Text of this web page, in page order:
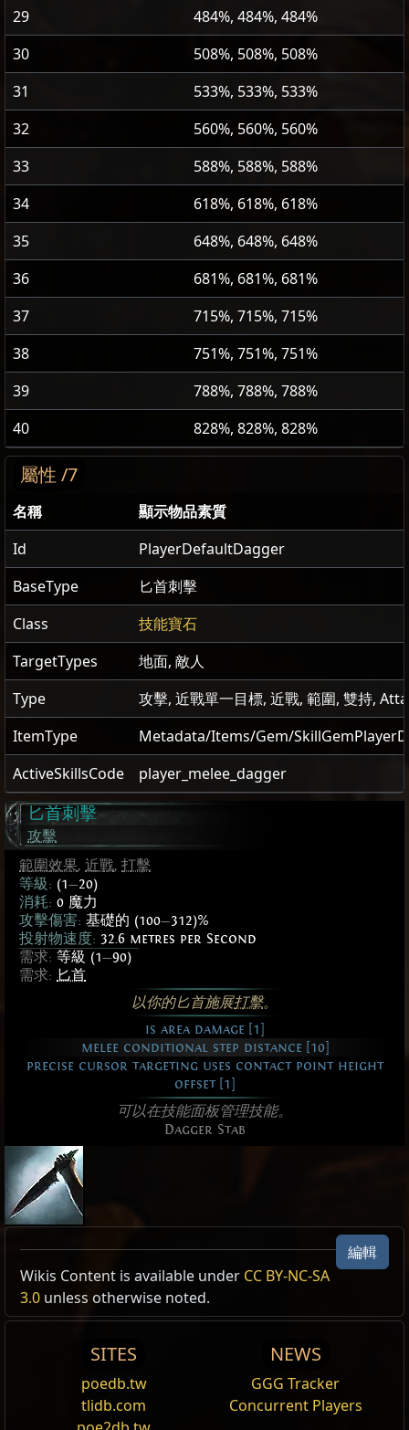
29
484%, 484%, 484%
30
508%, 508%, 508%
31
533%, 533%, 533%
32
560%, 560%, 560%
33
588%, 588%, 588%
34
618%, 618%, 618%
35
648%, 648%, 648%
36
681%, 681%, 681%
37
715%, 715%, 715%
38
751%, 751%, 751%
39
788%, 788%, 788%
40
828%, 828%, 828%
屬性 /7
名稱
顯示物品素質
Id
PlayerDefaultDagger
BaseType
匕首刺擊
Class
技能寶石
TargetTypes
地面, 敵人
Type
攻擊, 近戰單一目標, 近戰, 範圍, 雙持,
ItemType
Metadata/Items/Gem/
ActiveSkillsCode
player_melee_dagger
匕首刺擊
攻擊
範圍效果, 近戰, 打擊
等級: (1—20)
消耗: 0 魔力
攻擊傷害: 基礎的 (100—312)%
投射物速度: 32.6 metres per Second
需求: 等級 (1—90)
需求: 匕首
以你的匕首施展打擊。
is area damage [1]
melee conditional step distance [10]
precise cursor targeting uses contact point height
offset [1]
可以在技能面板管理技能。
Dagger Stab
Active Type: 攻擊, 近戰單一目標, 近戰, 範圍, 雙持,
AttackInPlace
火焰同調
輔助任何造成傷害的技能，使其獲得火焰傷害，但造
成更少冰冷 和閃電
匕首刺擊
攻擊
範圍效果,近戰,打擊
等級:(1—20)
基礎的 (100
等級 (1—90)
匕首
Active Type: 攻擊, 近戰單一目標, 近戰, 範圍, 雙持,
AttackInPlace
火焰同調
輔助任何造成傷害的技能，使其獲得火焰傷害，但造
成更少冰冷 和閃電
編輯
Wikis Content is available under CC BY-NC-SA
3.0 unless otherwise noted.
SITES
poedb.tw
tlidb.com
NEWS
GGG Tracker
Concurrent Players